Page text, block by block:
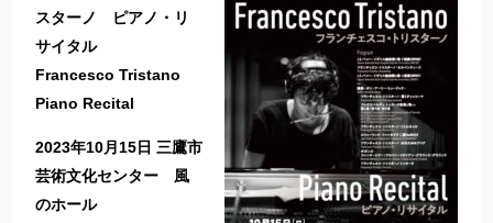
スターノ ピアノ・リ
サイタル
Francesco Tristano
Piano Recital
2023年10月15日 三鷹市
芸術文化センター 風
のホール